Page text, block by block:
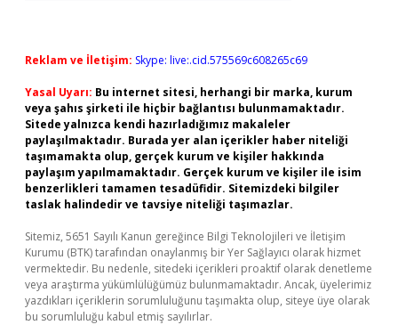
Reklam ve İletişim: Skype: live:.cid.575569c608265c69
Yasal Uyarı: Bu internet sitesi, herhangi bir marka, kurum
veya şahıs şirketi ile hiçbir bağlantısı bulunmamaktadır.
Sitede yalnızca kendi hazırladığımız makaleler
paylaşılmaktadır. Burada yer alan içerikler haber niteliği
taşımamakta olup, gerçek kurum ve kişiler hakkında
paylaşım yapılmamaktadır. Gerçek kurum ve kişiler ile isim
benzerlikleri tamamen tesadüfidir. Sitemizdeki bilgiler
taslak halindedir ve tavsiye niteliği taşımazlar.
Sitemiz, 5651 Sayılı Kanun gereğince Bilgi Teknolojileri ve İletişim
Kurumu (BTK) tarafından onaylanmış bir Yer Sağlayıcı olarak hizmet
vermektedir. Bu nedenle, sitedeki içerikleri proaktif olarak denetleme
veya araştırma yükümlülüğümüz bulunmamaktadır. Ancak, üyelerimiz
yazdıkları içeriklerin sorumluluğunu taşımakta olup, siteye üye olarak
bu sorumluluğu kabul etmiş sayılırlar.